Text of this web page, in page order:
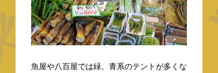
魚屋や八百屋では緑、青系のテントが多くな